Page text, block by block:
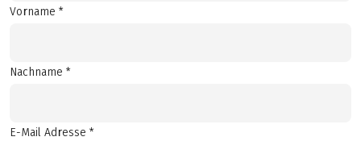
Vorname *
Nachname *
E-Mail Adresse *